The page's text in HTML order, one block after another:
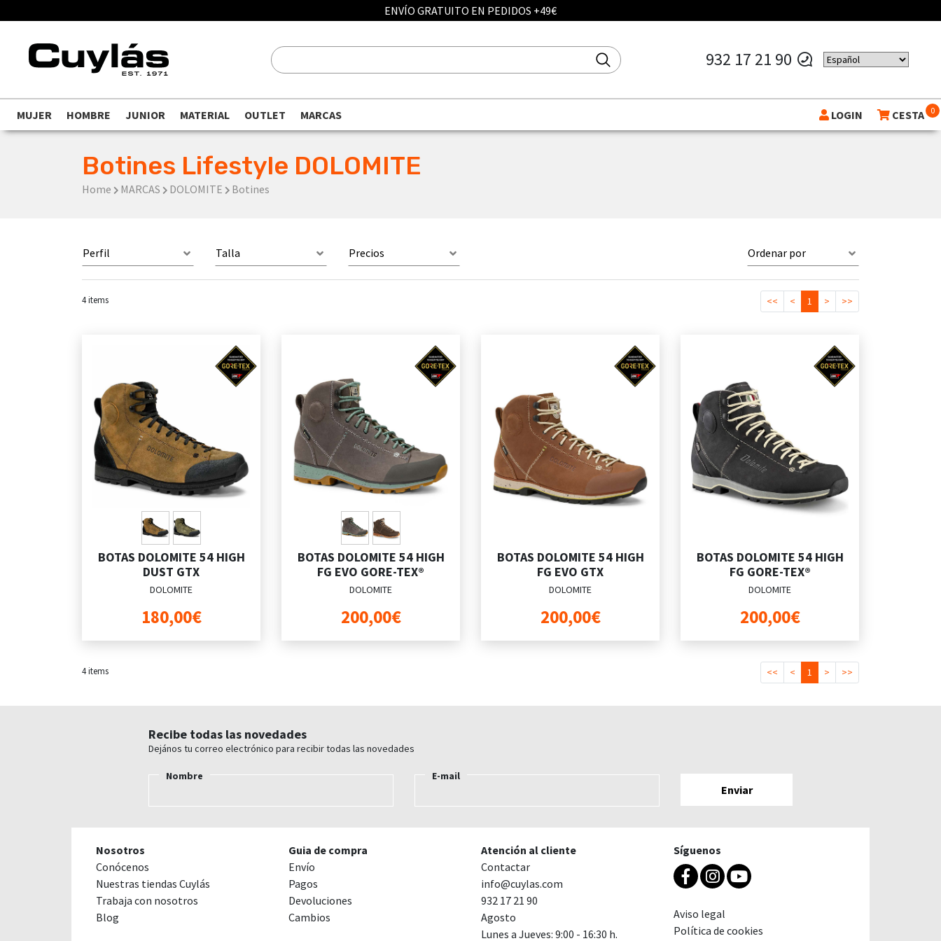
ENVÍO GRATUITO EN PEDIDOS +49€
932 17 21 90
MUJER HOMBRE JUNIOR MATERIAL OUTLET MARCAS LOGIN CESTA 0
Botines Lifestyle DOLOMITE
Home MARCAS DOLOMITE Botines
Perfil Talla Precios Ordenar por
4items << < 1 > >>
BOTAS DOLOMITE 54 HIGH
DUST GTX
DOLOMITE
180,00€
BOTAS DOLOMITE 54 HIGH
FG EVO GORE-TEX®
DOLOMITE
200,00€
BOTAS DOLOMITE 54 HIGH
FG EVO GTX
DOLOMITE
200,00€
BOTAS DOLOMITE 54 HIGH
FG GORE-TEX®
DOLOMITE
200,00€
4items << < 1 > >>
Recibe todas las novedades
Dejános tu correo electrónico para recibir todas las novedades
Nombre E-mail
Nosotros
Conócenos
Nuestras tiendas Cuylás
Trabaja con nosotros
Blog
Guia de compra
Envío
Pagos
Devoluciones
Cambios
Atención al cliente
Contactar
info@cuylas.com
932 17 21 90
Agosto
Lunes a Jueves: 9:00 - 16:30 h.
Síguenos
Aviso legal
Política de cookies